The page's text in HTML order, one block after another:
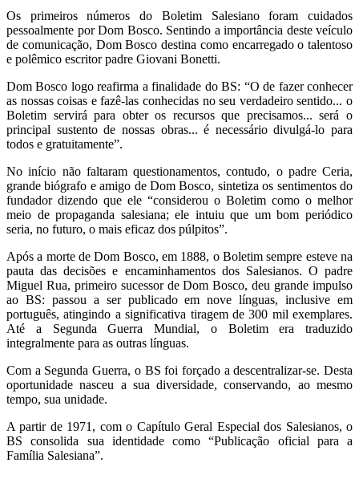
Os primeiros números do Boletim Salesiano foram cuidados
pessoalmente por Dom Bosco. Sentindo a importância deste veículo
de comunicação, Dom Bosco destina como encarregado o talentoso
e polêmico escritor padre Giovani Bonetti.
Dom Bosco logo reafirma a finalidade do BS: “O de fazer conhecer
as nossas coisas e fazê-las conhecidas no seu verdadeiro sentido... o
Boletim servirá para obter os recursos que precisamos... será o
principal sustento de nossas obras... é necessário divulgá-lo para
todos e gratuitamente”.
No início não faltaram questionamentos, contudo, o padre Ceria,
grande biógrafo e amigo de Dom Bosco, sintetiza os sentimentos do
fundador dizendo que ele “considerou o Boletim como o melhor
meio de propaganda salesiana; ele intuiu que um bom periódico
seria, no futuro, o mais eficaz dos púlpitos”.
Após a morte de Dom Bosco, em 1888, o Boletim sempre esteve na
pauta das decisões e encaminhamentos dos Salesianos. O padre
Miguel Rua, primeiro sucessor de Dom Bosco, deu grande impulso
ao BS: passou a ser publicado em nove línguas, inclusive em
português, atingindo a significativa tiragem de 300 mil exemplares.
Até a Segunda Guerra Mundial, o Boletim era traduzido
integralmente para as outras línguas.
Com a Segunda Guerra, o BS foi forçado a descentralizar-se. Desta
oportunidade nasceu a sua diversidade, conservando, ao mesmo
tempo, sua unidade.
A partir de 1971, com o Capítulo Geral Especial dos Salesianos, o
BS consolida sua identidade como “Publicação oficial para a
Família Salesiana”.